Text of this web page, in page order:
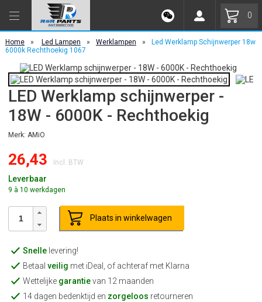
0
Home » Led Lampen » Werklampen »
Led Werklamp Schijnwerper 18w
6000k Rechthoekig 1067
LED Werklamp schijnwerper -
18W - 6000K - Rechthoekig
Merk: AMiO
26,43 Incl. BTW
Leverbaar
9 à 10 werkdagen
Plaats in winkelwagen
Snellelevering!
Betaal veilig met iDeal, of achteraf met Klarna
Wettelijke garantievan 12 maanden
14 dagen bedenktijd en zorgeloos retourneren